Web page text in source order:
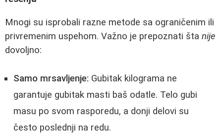
Mnogi su isprobali razne metode sa ograničenim ili
privremenim uspehom. Važno je prepoznati šta nije
dovoljno:
Samo mrsavljenje: Gubitak kilograma ne
garantuje gubitak masti baš odatle. Telo gubi
masu po svom rasporedu, a donji delovi su
često poslednji na redu.